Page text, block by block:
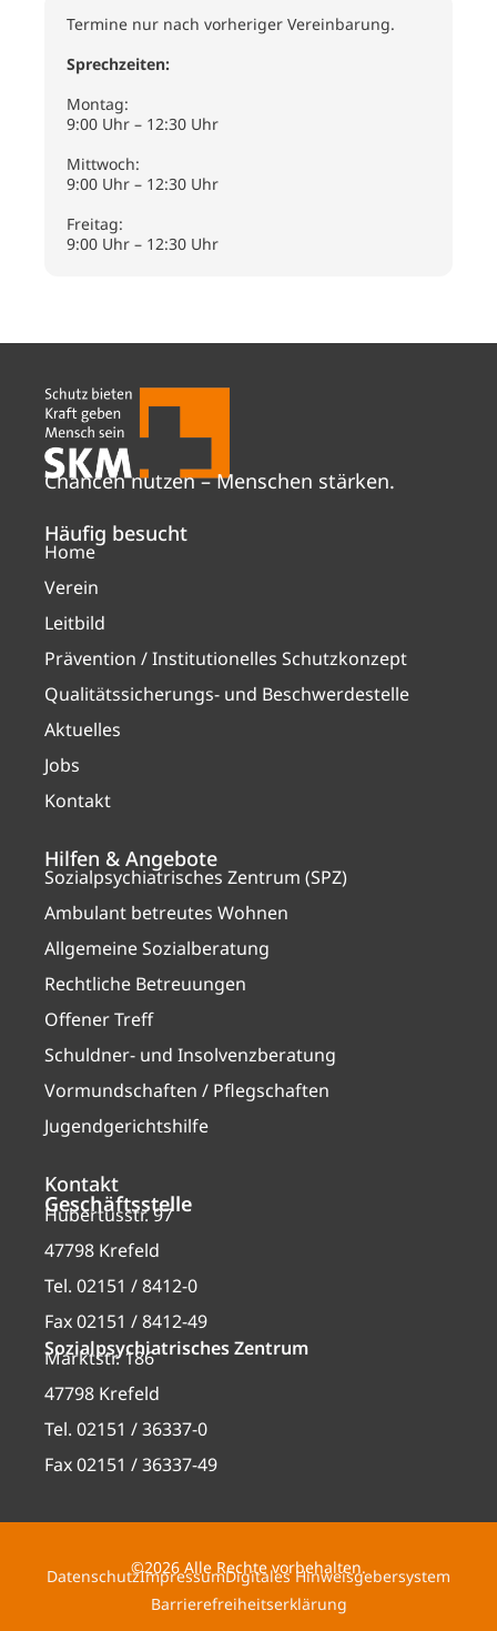
Termine nur nach vorheriger Vereinbarung.
Sprechzeiten:
Montag:
9:00 Uhr – 12:30 Uhr
Mittwoch:
9:00 Uhr – 12:30 Uhr
Freitag:
9:00 Uhr – 12:30 Uhr
Chancen nutzen – Menschen stärken.
Häufig besucht
Home
Verein
Leitbild
Prävention / Institutionelles Schutzkonzept
Qualitätssicherungs- und Beschwerdestelle
Aktuelles
Jobs
Kontakt
Hilfen & Angebote
Sozialpsychiatrisches Zentrum (SPZ)
Ambulant betreutes Wohnen
Allgemeine Sozialberatung
Rechtliche Betreuungen
Offener Treff
Schuldner- und Insolvenzberatung
Vormundschaften / Pflegschaften
Jugendgerichtshilfe
Kontakt
Geschäftsstelle
Hubertusstr. 97
47798 Krefeld
Tel. 02151 / 8412-0
Fax 02151 / 8412-49
Sozialpsychiatrisches Zentrum
Marktstr. 186
47798 Krefeld
Tel. 02151 / 36337-0
Fax 02151 / 36337-49
©2026 Alle Rechte vorbehalten.
DatenschutzImpressumDigitales Hinweisgebersystem
Barrierefreiheitserklärung